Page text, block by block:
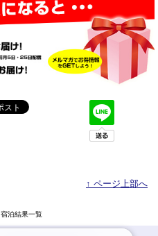
↑ ページ上部へ
宿泊結果一覧